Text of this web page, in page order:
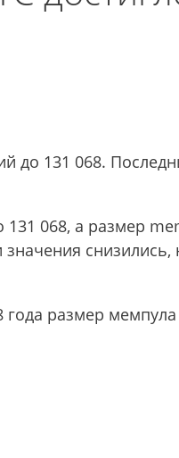
до 131 068.
131 068, а размер
снизились,
года размер